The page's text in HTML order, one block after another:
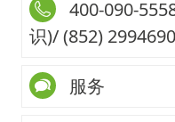
400-090-
识)/ (852)
服务